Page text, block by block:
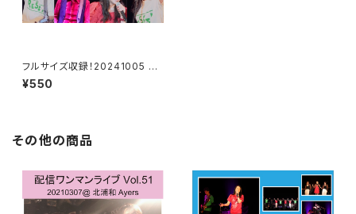
フルサイズ収録！20241005 ラ
ンドマークホール
¥550
その他の商品